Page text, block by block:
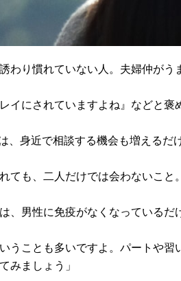
わり慣れていない人。夫婦仲が
イにされていますよね』などと
身近で相談する機会も増えるだ
ても、二人だけでは会わないこ
、男性に免疫がなくなっているだ
うことも多いですよ。パートや
みましょう」